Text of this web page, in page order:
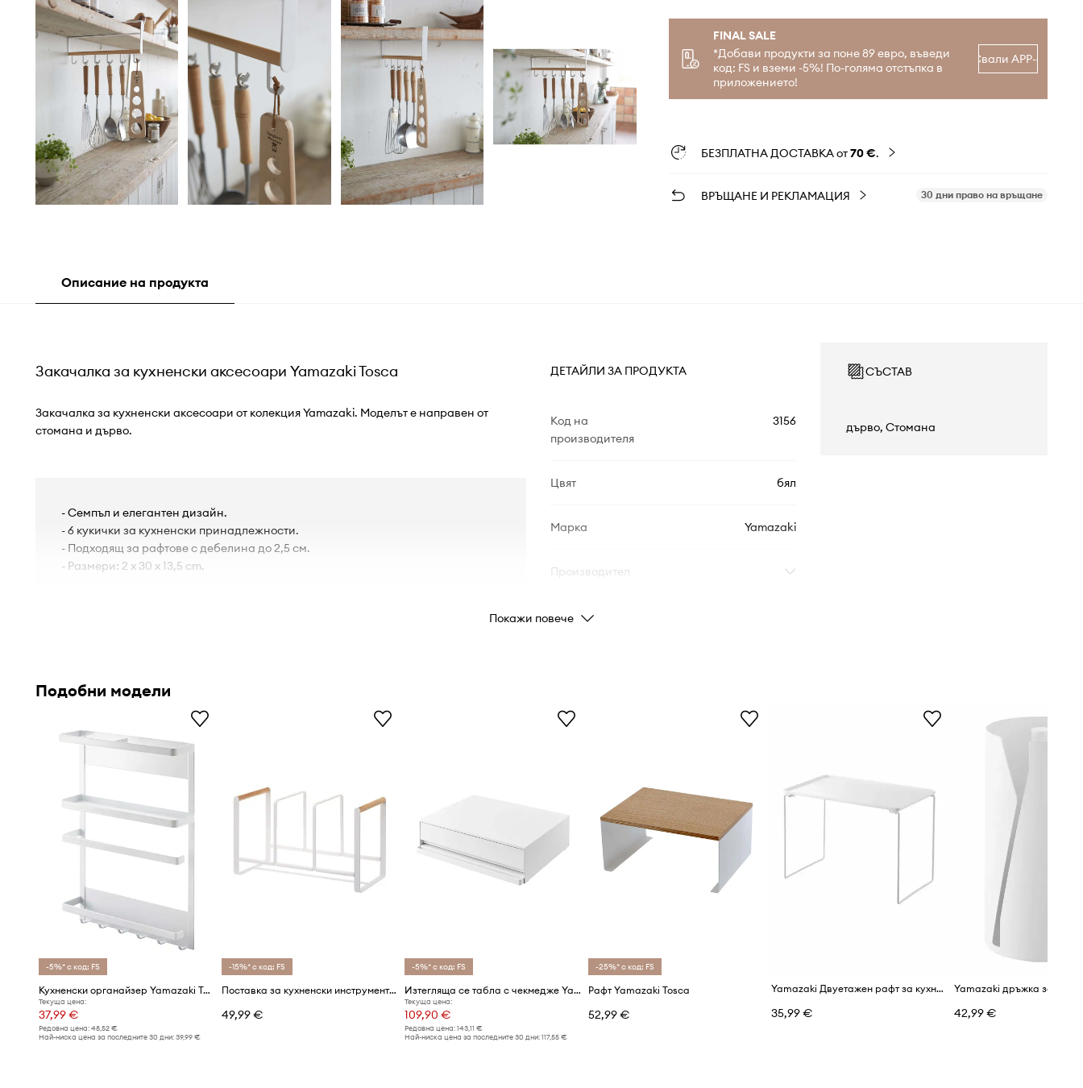
FINAL SALE
*Добави продукти за поне 89 евро, въведи
код: FS и вземи -5%! По-голяма отстъпка в
приложението!
Свали APP-а
БЕЗПЛАТНА ДОСТАВКА от70 €.
ВРЪЩАНЕ И РЕКЛАМАЦИЯ 30 дни право на връщане
Описание на продукта
Закачалка за кухненски аксесоари Yamazaki Tosca
Закачалка за кухненски аксесоари от колекция Yamazaki. Моделът е направен от
стомана и дърво.
- Семпъл и елегантен дизайн.
- 6 кукички за кухненски принадлежности.
- Подходящ за рафтове с дебелина до 2,5 см.
- Размери: 2 x 30 x 13,5 cm.
ДЕТАЙЛИ ЗА ПРОДУКТА
Код на
производителя
3156
Цвят бял
Марка Yamazaki
Производител
Код на продукта
СЪСТАВ
дърво, Стомана
Покажи повече
Подобни модели
-5%* с код: FS
Кухненски органайзер Yamazaki Tower
Текуща цена:
37,99 €
Редовна цена: 48,52 €
Най-ниска цена за последните 30 дни: 39,99 €
-15%* с код: FS
Поставка за кухненски инструменти Yamazaki Tosca
49,99 €
-5%* с код: FS
Изтегляща се табла с чекмедже Yamazaki
Текуща цена:
109,90 €
Редовна цена: 143,11 €
Най-ниска цена за последните 30 дни: 117,55 €
-25%* с код: FS
Рафт Yamazaki Tosca
52,99 €
Yamazaki Двуетажен рафт за кухня от стомана 40,9 x 24 x 28 cm
35,99 € 42,99 €